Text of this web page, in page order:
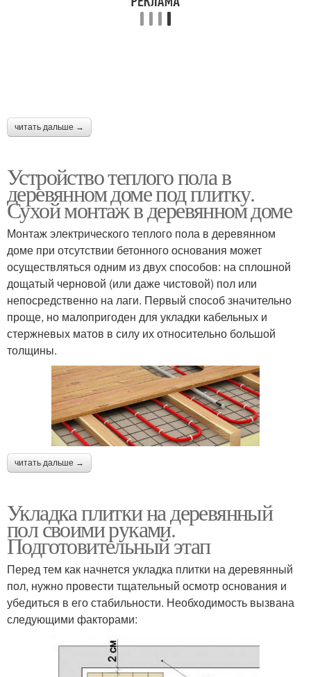
читать дальше →
Устройство теплого пола в
деревянном доме под плитку.
Сухой монтаж в деревянном доме
Монтаж электрического теплого пола в деревянном
доме при отсутствии бетонного основания может
осуществляться одним из двух способов: на сплошной
дощатый черновой (или даже чистовой) пол или
непосредственно на лаги. Первый способ значительно
проще, но малопригоден для укладки кабельных и
стержневых матов в силу их относительно большой
толщины.
читать дальше →
Укладка плитки на деревянный
пол своими руками.
Подготовительный этап
Перед тем как начнется укладка плитки на деревянный
пол, нужно провести тщательный осмотр основания и
убедиться в его стабильности. Необходимость вызвана
следующими факторами: